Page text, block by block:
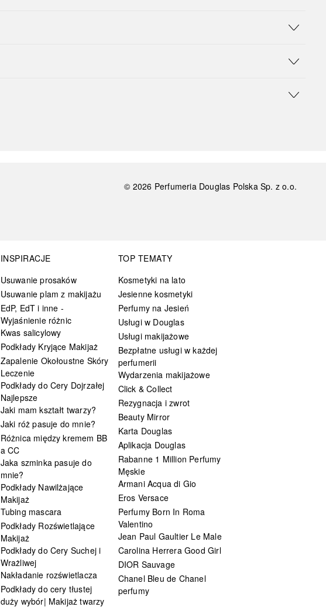
© 2026 Perfumeria Douglas Polska Sp. z o.o.
INSPIRACJE
Usuwanie prosaków
Usuwanie plam z makijażu
EdP, EdT i inne -
Wyjaśnienie różnic
Kwas salicylowy
Podkłady Kryjące Makijaż
Zapalenie Okołoustne Skóry
Leczenie
Podkłady do Cery Dojrzałej
Najlepsze
Jaki mam kształt twarzy?
Jaki róż pasuje do mnie?
Różnica między kremem BB
a CC
Jaka szminka pasuje do
mnie?
Podkłady Nawilżające
Makijaż
Tubing mascara
Podkłady Rozświetlające
Makijaż
Podkłady do Cery Suchej i
Wrażliwej
Nakładanie rozświetlacza
Podkłady do cery tłustej
duży wybór| Makijaż twarzy
TOP TEMATY
Kosmetyki na lato
Jesienne kosmetyki
Perfumy na Jesień
Usługi w Douglas
Usługi makijażowe
Bezpłatne usługi w każdej
perfumerii
Wydarzenia makijażowe
Click & Collect
Rezygnacja i zwrot
Beauty Mirror
Karta Douglas
Aplikacja Douglas
Rabanne 1 Million Perfumy
Męskie
Armani Acqua di Gio
Eros Versace
Perfumy Born In Roma
Valentino
Jean Paul Gaultier Le Male
Carolina Herrera Good Girl
DIOR Sauvage
Chanel Bleu de Chanel
perfumy